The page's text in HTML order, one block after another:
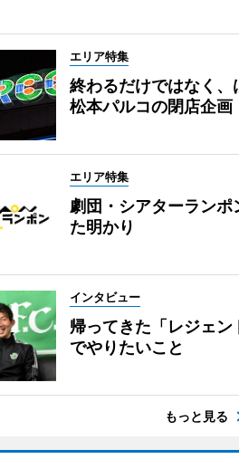
エリア特集
終わるだけではなく、
松本パルコの閉店企画
エリア特集
劇団・シアターラン
た明かり
インタビュー
帰ってきた「レジェ
でやりたいこと
もっと見る